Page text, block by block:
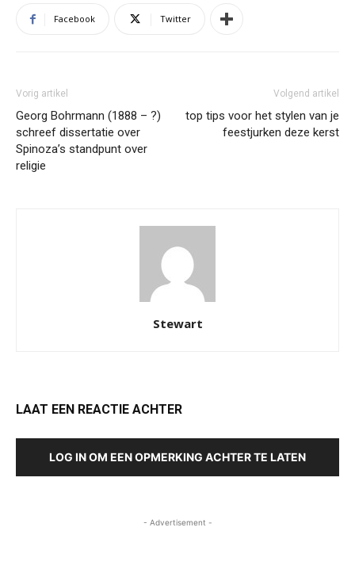
Facebook Twitter
Vorig artikel
Georg Bohrmann (1888 – ?)
schreef dissertatie over
Spinoza’s standpunt over
religie
Volgend artikel
top tips voor het stylen van je
feestjurken deze kerst
Stewart
LAAT EEN REACTIE ACHTER
LOG IN OM EEN OPMERKING ACHTER TE LATEN
- Advertisement -